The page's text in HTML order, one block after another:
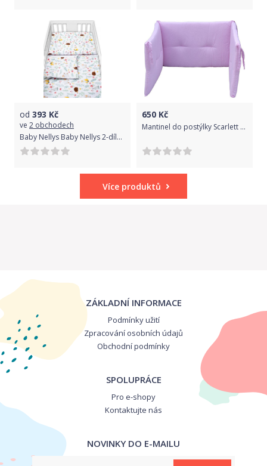
od 393 Kč
ve 2 obchodech
Baby Nellys Baby Nellys 2-dílné bavlněné povlečení - Kamarádi louky, bílá, 135x100 cm
650 Kč
Mantinel do postýlky Scarlett Vega - růžová
Více produktů
ZÁKLADNÍ INFORMACE
Podmínky užití
Zpracování osobních údajů
Obchodní podmínky
SPOLUPRÁCE
Pro e-shopy
Kontaktujte nás
NOVINKY DO E-MAILU